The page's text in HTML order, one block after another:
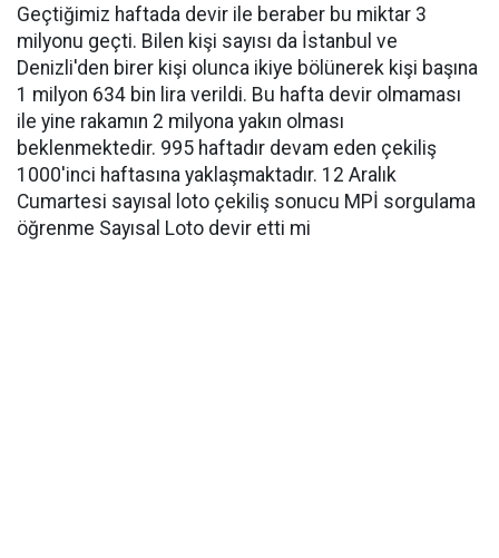
Geçtiğimiz haftada devir ile beraber bu miktar 3
milyonu geçti. Bilen kişi sayısı da İstanbul ve
Denizli'den birer kişi olunca ikiye bölünerek kişi başına
1 milyon 634 bin lira verildi. Bu hafta devir olmaması
ile yine rakamın 2 milyona yakın olması
beklenmektedir. 995 haftadır devam eden çekiliş
1000'inci haftasına yaklaşmaktadır. 12 Aralık
Cumartesi sayısal loto çekiliş sonucu MPİ sorgulama
öğrenme Sayısal Loto devir etti mi